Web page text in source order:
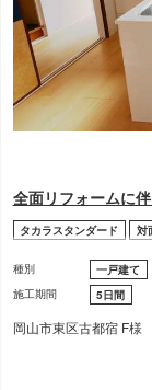
全面リフォームに
タカラスタンダード 対
種別
一戸建て
施工期間
5日間
岡山市東区古都宿 F様